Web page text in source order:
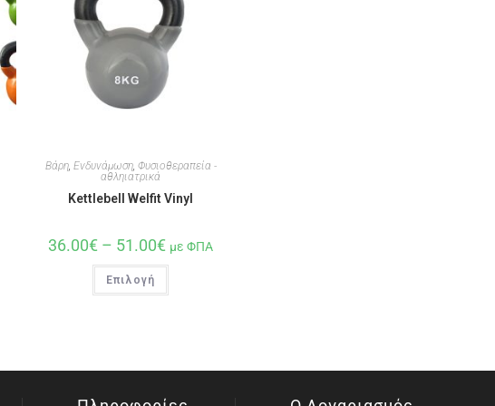
Βάρη, Ενδυνάμωση, Φυσιοθεραπεία -
αθληιατρικά
Kettlebell Welfit Vinyl
36.00€ – 51.00€ με ΦΠΑ
Επιλογή